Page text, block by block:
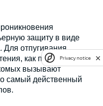
защиту в виде
Для отпугивания
как полынь,
вызывают
самый действенный
Privacy notice